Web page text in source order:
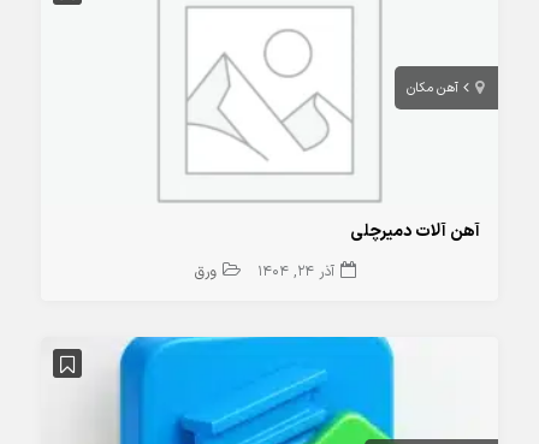
آهن مکان
آهن آلات دمیرچلی
آذر 24, 1404 ورق